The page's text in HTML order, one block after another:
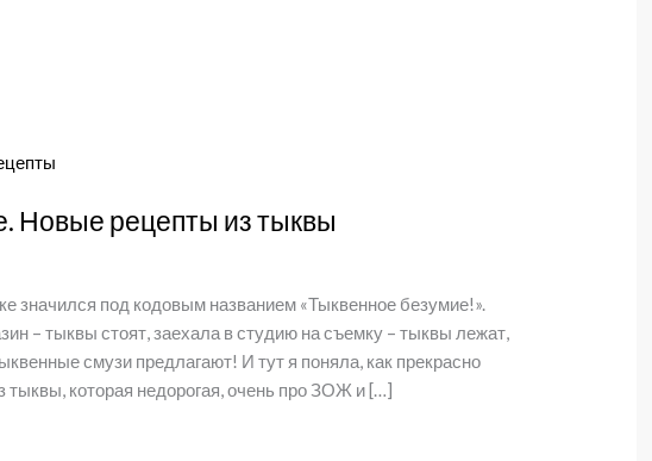
Новые рецепты из тыквы
значился под кодовым названием «Тыквенное безумие!».
– тыквы стоят, заехала в студию на съемку – тыквы лежат,
смузи предлагают! И тут я поняла, как прекрасно
тыквы, которая недорогая, очень про ЗОЖ и […]